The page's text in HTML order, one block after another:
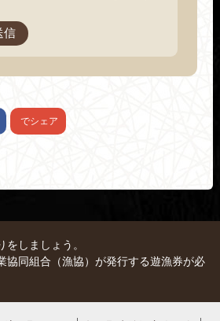
でシェア
しましょう。
協同組合（漁協）が発行する遊漁券が必